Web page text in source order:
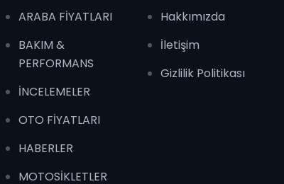
ARABA FİYATLARI
BAKIM &
PERFORMANS
İNCELEMELER
OTO FİYATLARI
HABERLER
MOTOSİKLETLER
Hakkımızda
İletişim
Gizlilik Politikası